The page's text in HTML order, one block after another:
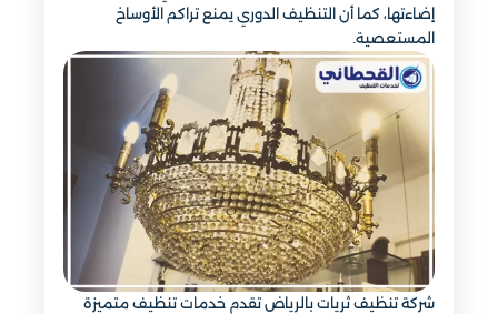
إضاءتها، كما أن التنظيف الدوري يمنع تراكم الأوساخ
المستعصية.
شركة تنظيف ثريات بالرياض تقدم خدمات تنظيف متميزة